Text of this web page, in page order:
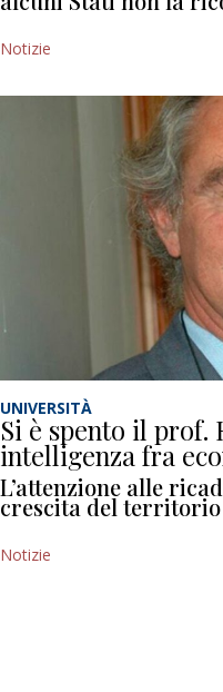
Notizie
UNIVERSITÀ
Si è spento il prof.
intelligenza fra
L’attenzione alle
crescita del territorio
Notizie